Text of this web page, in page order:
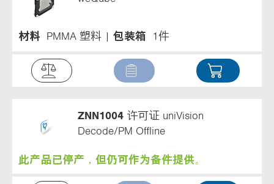
材料 PMMA 塑料 包装箱 1件
ZNN1004 许可证 uniVision
Decode/PM Offline
此产品已停产，但仍可作为备件提供。